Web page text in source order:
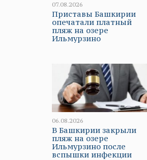
07.08.2026
Приставы Башкирии
опечатали платный
пляж на озере
Ильмурзино
06.08.2026
В Башкирии закрыли
пляж на озере
Ильмурзино после
вспышки инфекции